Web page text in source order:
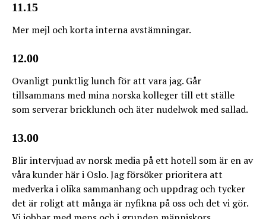
11.15
Mer mejl och korta interna avstämningar.
12.00
Ovanligt punktlig lunch för att vara jag. Går
tillsammans med mina norska kolleger till ett ställe
som serverar bricklunch och äter nudelwok med sallad.
13.00
Blir intervjuad av norsk media på ett hotell som är en av
våra kunder här i Oslo. Jag försöker prioritera att
medverka i olika sammanhang och uppdrag och tycker
det är roligt att många är nyfikna på oss och det vi gör.